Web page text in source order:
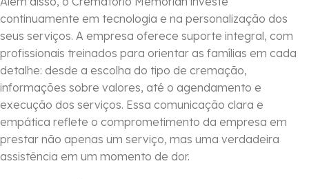
continuamente em tecnologia e na personalização dos
seus serviços. A empresa oferece suporte integral, com
profissionais treinados para orientar as famílias em cada
detalhe: desde a escolha do tipo de cremação,
informações sobre valores, até o agendamento e
execução dos serviços. Essa comunicação clara e
empática reflete o comprometimento da empresa em
prestar não apenas um serviço, mas uma verdadeira
assistência em um momento de dor.